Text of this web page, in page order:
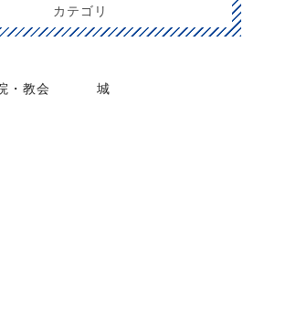
カテゴリ
・教会 城